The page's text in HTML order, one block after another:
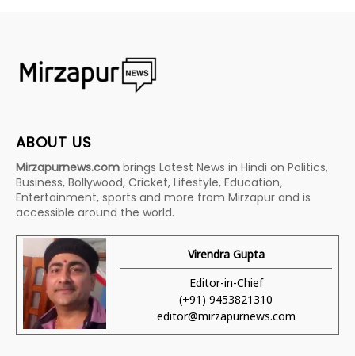
ABOUT US
Mirzapurnews.com brings Latest News in Hindi on Politics,
Business, Bollywood, Cricket, Lifestyle, Education,
Entertainment, sports and more from Mirzapur and is
accessible around the world.
Virendra Gupta
Editor-in-Chief
(+91) 9453821310
editor@mirzapurnews.com